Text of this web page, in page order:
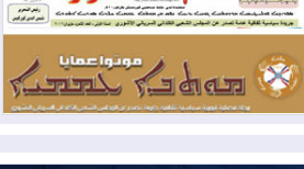
كولومبيا
2026-08-03
رئيس إقليم كوردستان في
دمشق في زيارة رسمية